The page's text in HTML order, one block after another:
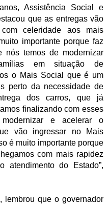
Assistência Social e
que as entregas vão
celeridade aos mais
importante porque faz
nós temos de modernizar
em situação de
o Mais Social que é um
perto da necessidade de
dos carros, que já
finalizando com esses
e acelerar o
vão ingressar no Mais
é muito importante porque
com mais rapidez
atendimento do Estado”,
lembrou que o governador